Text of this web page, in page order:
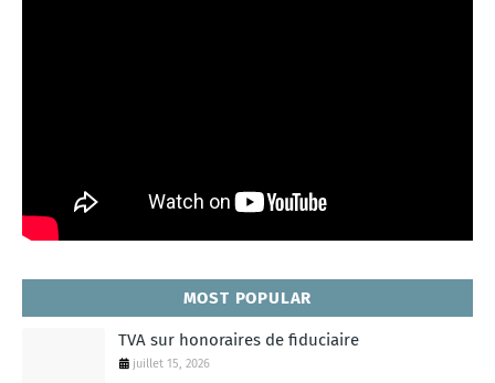
MOST POPULAR
TVA sur honoraires de fiduciaire
juillet 15, 2026